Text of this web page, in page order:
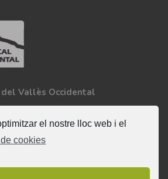
el nostre lloc web i el
cookies
Vallès Occidental